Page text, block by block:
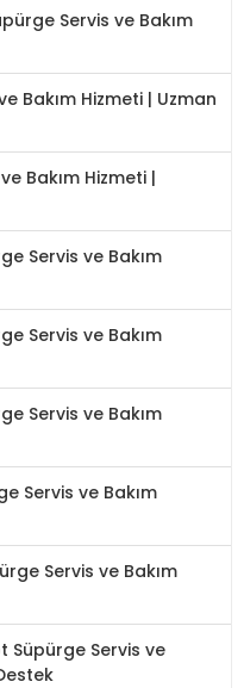
Servis ve Bakım
Bakım Hizmeti | Uzman
Bakım Hizmeti |
Servis ve Bakım
Servis ve Bakım
Servis ve Bakım
Servis ve Bakım
Servis ve Bakım
Süpürge Servis ve